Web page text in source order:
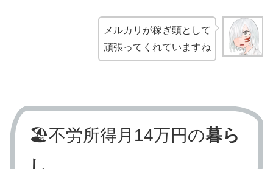
メルカリが稼ぎ頭として
頑張ってくれていますね
🏖️不労所得月14万円の暮ら